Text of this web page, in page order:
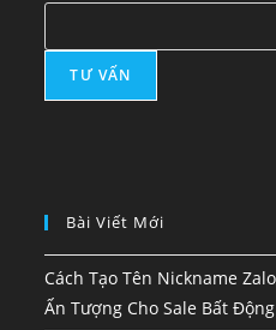
Bài Viết Mới
Cách Tạo Tên Nickname
Ấn Tượng Cho Sale Bất